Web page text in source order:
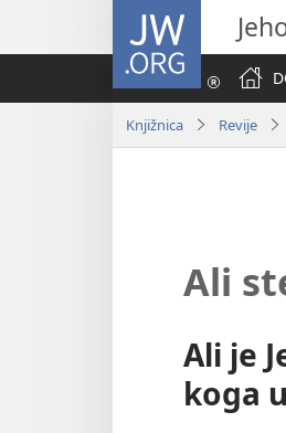
JW.ORG
Knjižnica Revije
Ali
Ali je
koga